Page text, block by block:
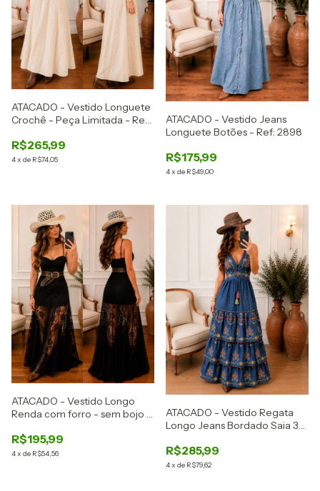
ATACADO - Vestido Longuete
Crochê - Peça Limitada - Ref:
R$265,99
4x de R$74,05
ATACADO - Vestido Jeans
Longuete Botões - Ref: 2898
R$175,99
4x de R$49,00
ATACADO - Vestido Longo
Renda com forro - sem bojo -
R$195,99
4x de R$54,56
ATACADO - Vestido Regata
Longo Jeans Bordado Saia 3
Ref: 2896
R$285,99
4x de R$79,62